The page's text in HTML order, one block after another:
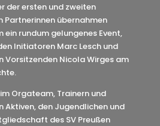
der ersten und zweiten
Partnerinnen übernahmen
ein rundum gelungenes Event,
Initiatoren Marc Lesch und
Vorsitzenden Nicola Wirges am
Orgateam, Trainern und
Aktiven, den Jugendlichen und
des SV Preußen